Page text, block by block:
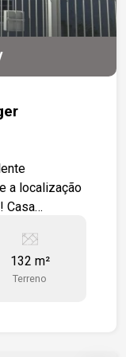
a localização
132 m²
Terreno